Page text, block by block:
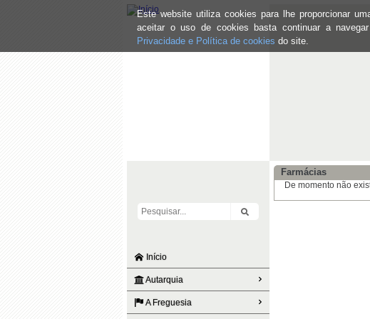
Este website utiliza cookies para lhe proporcionar
aceitar o uso de cookies basta continuar a
Privacidade e Política de cookies do site.
Início
Autarquia
A Freguesia
Farmácias
De momento não